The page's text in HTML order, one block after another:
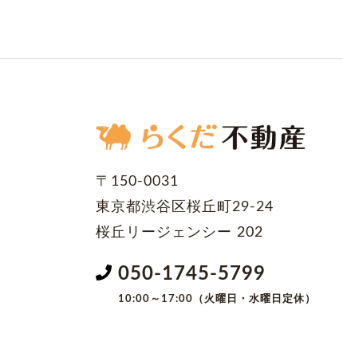
〒150-0031
東京都渋谷区桜丘町29-24
桜丘リージェンシー 202
050-1745-5799
10:00～17:00（火曜日・水曜日定休）